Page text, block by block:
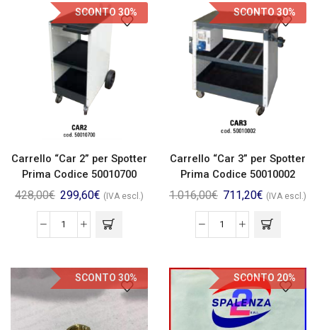
SCONTO 30%
Carrello “Car 2” per Spotter
Prima Codice 50010700
428,00€ 299,60€ (IVA escl.)
SCONTO 30%
Carrello “Car 3” per Spotter
Prima Codice 50010002
1.016,00€ 711,20€ (IVA escl.)
SCONTO 30% SCONTO 20%